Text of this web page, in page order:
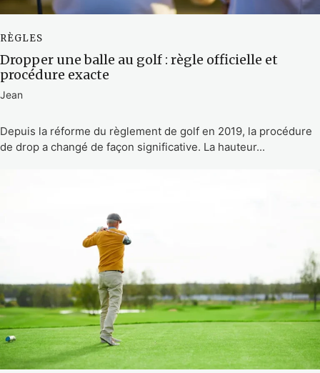
RÈGLES
Dropper une balle au golf : règle officielle et
procédure exacte
Jean
Depuis la réforme du règlement de golf en 2019, la procédure
de drop a changé de façon significative. La hauteur...